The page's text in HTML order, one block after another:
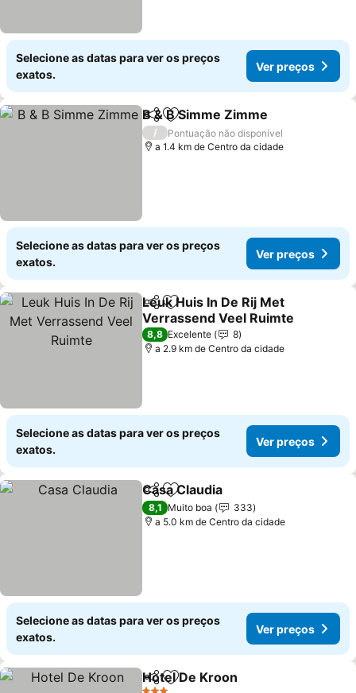
Selecione as datas para ver os preços
exatos.
Ver preços
PartilharAdicionar aos favoritos
B & B Simme Zimme
/
Pontuação não disponível
a 1.4 km de Centro da cidade
Selecione as datas para ver os preços
exatos.
Ver preços
PartilharAdicionar aos favoritos
Leuk Huis In De Rij Met
Verrassend Veel Ruimte
8,8 Excelente
8
a 2.9 km de Centro da cidade
Selecione as datas para ver os preços
exatos.
Ver preços
PartilharAdicionar aos favoritos
Casa Claudia
8,1 Muito boa
333
a 5.0 km de Centro da cidade
Selecione as datas para ver os preços
exatos.
Ver preços
PartilharAdicionar aos favoritos
Hotel De Kroon